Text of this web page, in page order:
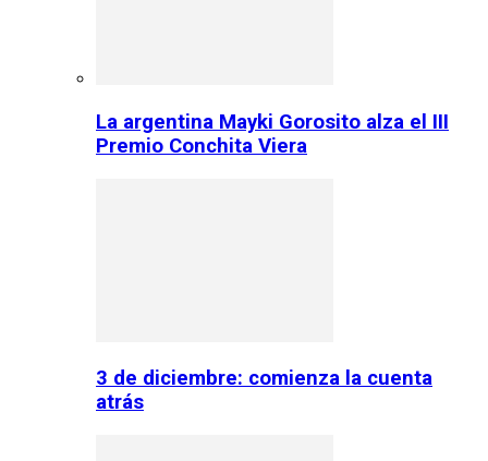
La argentina Mayki Gorosito alza el III
Premio Conchita Viera
3 de diciembre: comienza la cuenta
atrás